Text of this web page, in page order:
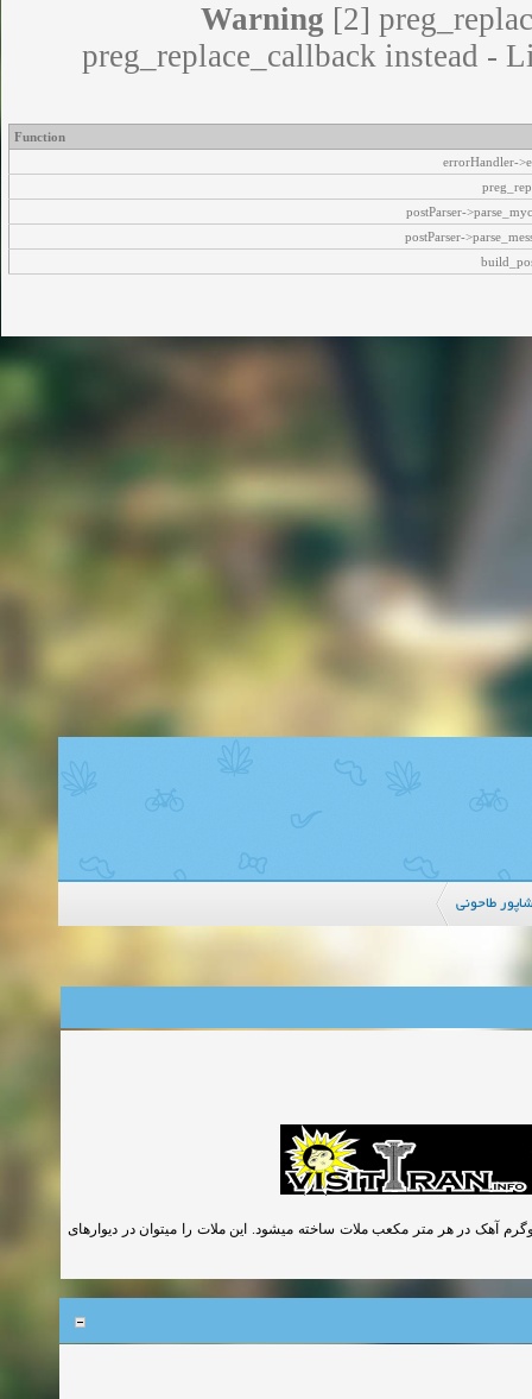
Warning [2]
preg_replace_callback instead -
Function
errorHandler-
postParser-
postParser-
طاحونی
که به نام ملات حرامزاده معروف است از 100 کیلوگرم سیمان و 125 کیلوگرم آهک در هر متر مکعب ملات ساخته میشود. این ملات را میتوان در دیوارهای